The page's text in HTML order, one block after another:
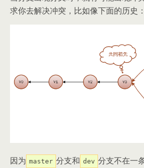
求你去解决冲突，比如像下面的历史：
因为 master 分支和 dev 分支不在一